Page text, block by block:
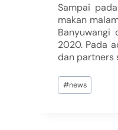
Sampai
makan
Banyuwangi
2020. Pada
dan partners
#news